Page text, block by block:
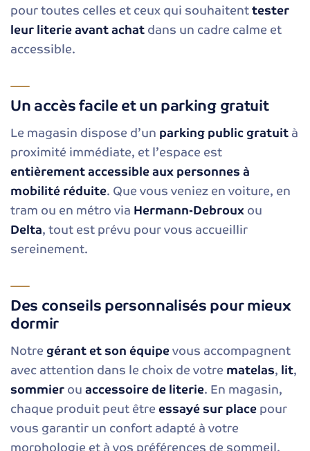
pour toutes celles et ceux qui souhaitenttester
leur literie avant achat dans un cadre calme et
accessible.
Un accès facile et un parking gratuit
Le magasin dispose d’un parking public gratuit à
proximité immédiate, et l’espace est
entièrement accessible aux personnes à
mobilité réduite. Que vous veniez en voiture, en
tram ou en métro via Hermann-Debroux ou
Delta, tout est prévu pour vous accueillir
sereinement.
Des conseils personnalisés pour mieux
dormir
Notre gérant et son équipevous accompagnent
avec attention dans le choix de votre matelas, lit,
sommier ou accessoire de literie. En magasin,
chaque produit peut être essayé sur place pour
vous garantir un confort adapté à votre